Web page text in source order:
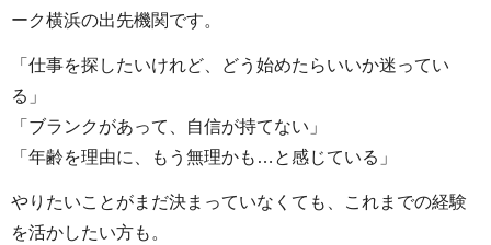
ーク横浜の出先機関です。
「仕事を探したいけれど、どう始めたらいいか迷ってい
る」
「ブランクがあって、自信が持てない」
「年齢を理由に、もう無理かも…と感じている」
やりたいことがまだ決まっていなくても、これまでの経験
を活かしたい方も。